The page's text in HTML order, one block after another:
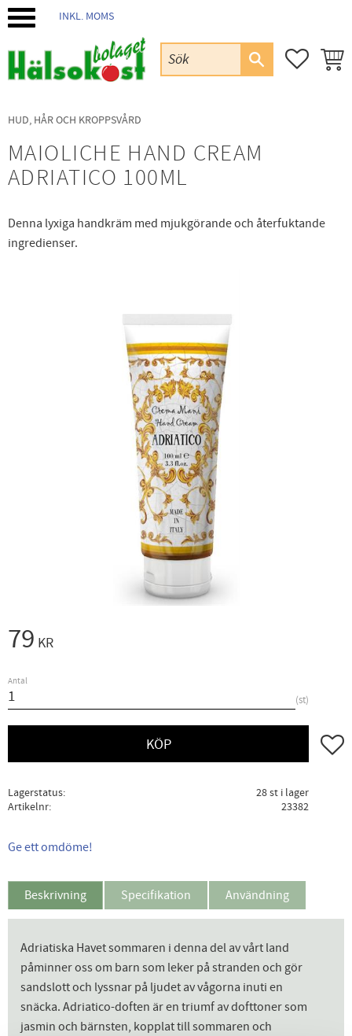
INKL. MOMS
HUD, HÅR OCH KROPPSVÅRD
MAIOLICHE HAND CREAM
ADRIATICO 100ML
Denna lyxiga handkräm med mjukgörande och återfuktande
ingredienser.
79 KR
Antal
st
KÖP Lägg
Lagerstatus
28 st i lager
Artikelnr
23382
Ge ett omdöme!
Beskrivning Specifikation Användning
Adriatiska Havet sommaren i denna del av vårt land
påminner oss om barn som leker på stranden och gör
sandslott och lyssnar på ljudet av vågorna inuti en
snäcka. Adriatico-doften är en triumf av dofttoner som
jasmin och bärnsten, kopplat till sommaren och